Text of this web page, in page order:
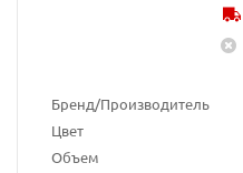
Бренд/Производитель
Цвет
Объем